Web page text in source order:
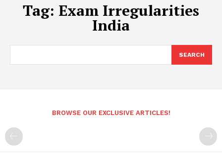
Tag: Exam Irregularities
India
SEARCH
BROWSE OUR EXCLUSIVE ARTICLES!